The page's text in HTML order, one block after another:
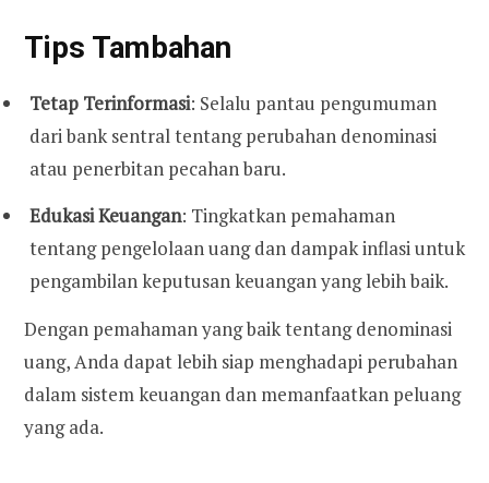
Tips Tambahan
Tetap Terinformasi: Selalu pantau pengumuman
dari bank sentral tentang perubahan denominasi
atau penerbitan pecahan baru.
Edukasi Keuangan: Tingkatkan pemahaman
tentang pengelolaan uang dan dampak inflasi untuk
pengambilan keputusan keuangan yang lebih baik.
Dengan pemahaman yang baik tentang denominasi
uang, Anda dapat lebih siap menghadapi perubahan
dalam sistem keuangan dan memanfaatkan peluang
yang ada.